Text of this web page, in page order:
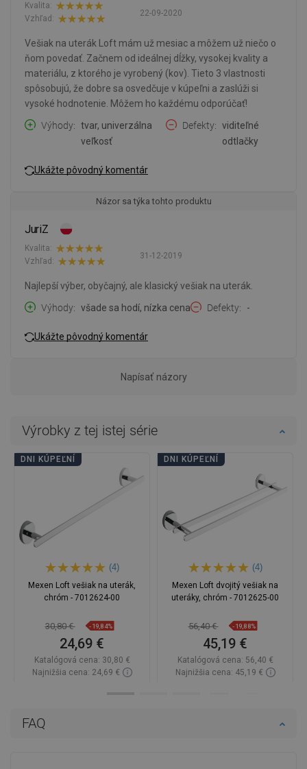
FAQ
22-09-2020
Kvalita:
Vzhľad:
Vešiak na uterák Loft mám už mesiac a môžem už niečo o
ňom povedať. Začnem od ideálnej dĺžky, vysokej kvality a
materiálu, z ktorého je vyrobený (kov). Tieto 3 vlastnosti
spôsobujú, že dobre sa osvedčuje v kúpeľni a zaslúži si
vysoké hodnotenie. Môžem ho každému odporúčať!
Výhody
tvar, univerzálna
veľkosť
Defekty
viditeľné
odtlačky
Ukážte pôvodný komentár
Názor sa týka tohto produktu
JuriZ
31-12-2019
Kvalita:
Vzhľad:
Najlepší výber, obyčajný, ale klasický vešiak na uterák.
Výhody
všade sa hodí, nízka cena Defekty -
Ukážte pôvodný komentár
Napísať názory
Výrobky z tej istej série
DNI KÚPEĽNÍ
(4)
Mexen Loft vešiak na uterák,
chróm - 7012624-00
30,80 € -19,84%
24,69 €
Katalógová cena: 30,80 €
Najnižšia cena: 24,69 €
DNI KÚPEĽNÍ
(4)
Mexen Loft dvojitý vešiak na
uteráky, chróm - 7012625-00
56,40 € -19,88%
45,19 €
Katalógová cena: 56,40 €
Najnižšia cena: 45,19 €